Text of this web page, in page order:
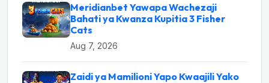
Meridianbet Yawapa Wachezaji
Bahati ya Kwanza Kupitia 3 Fisher
Cats
Aug 7, 2026
Zaidi ya Mamilioni Yapo Kwaajili Yako